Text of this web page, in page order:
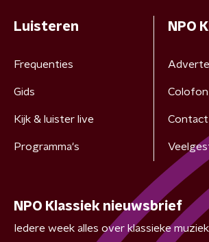
Luisteren
Frequenties
Gids
Kijk & luister live
Programma's
NPO
Colofon
Contact
NPO Klassiek nieuwsbrief
Iedere week alles over klassieke